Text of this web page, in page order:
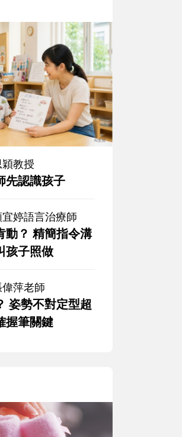
教授
先認識孩子
宜婷語言治療師
動？ 精簡指令溝
孩子照做
萍老師
姿勢不對定型超
握筆關鍵